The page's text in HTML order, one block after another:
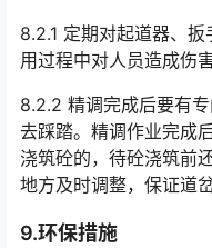
8.2.1 定期对起道器、
用过程中对人员造成伤害
8.2.2 精调完成后要有
去踩踏。精调作业完成
浇筑砼的，待砼浇筑前
地方及时调整，保证道
9.环保措施